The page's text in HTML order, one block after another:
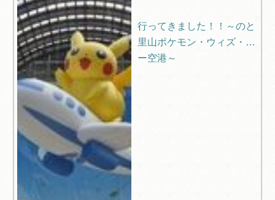
行ってきました！！～のと
里山ポケモン・ウィズ・ユ
ー空港～